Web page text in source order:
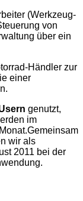
(Werkzeug-
von
über ein
Händler zur
einer
genutzt,
im
wir als
2011 bei der